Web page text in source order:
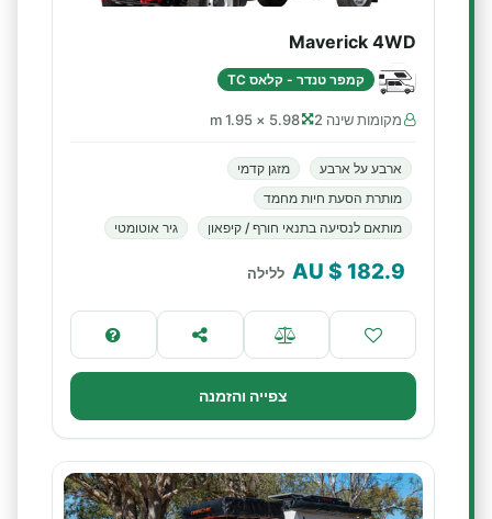
Maverick 4WD
קמפר טנדר - קלאס TC
מקומות שינה 2 5.98 × 1.95 m
ארבע על ארבע
מזגן קדמי
מותרת הסעת חיות מחמד
מותאם לנסיעה בתנאי חורף / קיפאון
גיר אוטומטי
182.9
$ AU ללילה
צפייה והזמנה